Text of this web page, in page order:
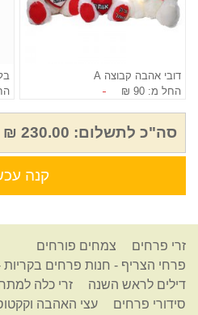
דובי אהבה קבוצה A
החל מ: 90 ₪
סה"כ לתשלום: 230.00 ₪
קנה
זרי פרחים
צמחים פורחים
פרחי הצריף - חנות פרחים
דילים לראש השנה
זרי כלה
סידורי פרחים
עצי האהבה